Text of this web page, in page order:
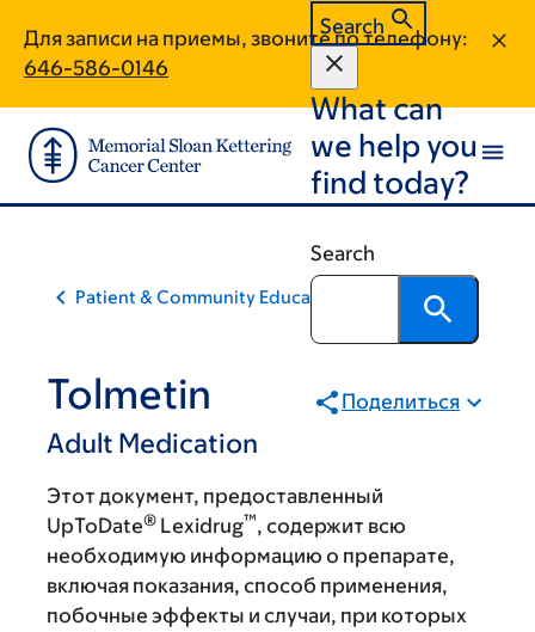
main
content
footer
Для записи на приемы, звоните по телефону:
646-586-0146
Search
What can
we help you
find today?
Search
Patient & Community Education
Tolmetin
Adult Medication
Поделиться
Этот документ, предоставленный
UpToDate® Lexidrug™, содержит всю
необходимую информацию о препарате,
включая показания, способ применения,
побочные эффекты и случаи, при которых